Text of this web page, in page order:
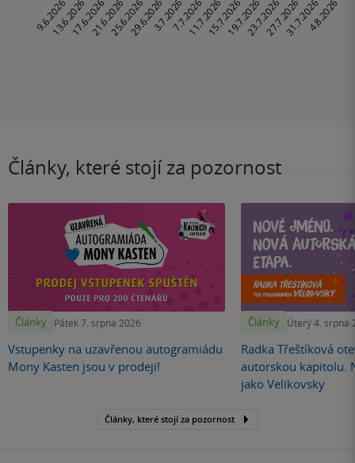
Články, které stojí za pozornost
Články Pátek 7. srpna 2026
Vstupenky na uzavřenou autogramiádu
Mony Kasten jsou v prodeji!
Články Úterý 4. srpna
Radka Třeštíková
autorskou kapitolu.
jako Velikovsky
Články, které stojí za pozornost